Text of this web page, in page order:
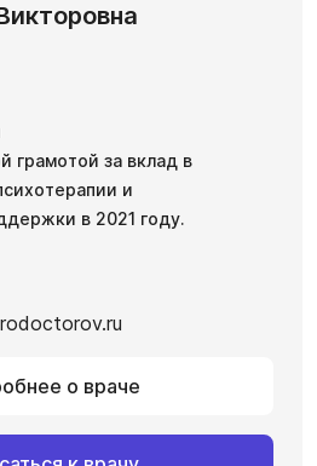
грамотой за вклад в
и
в 2021 году.
о враче